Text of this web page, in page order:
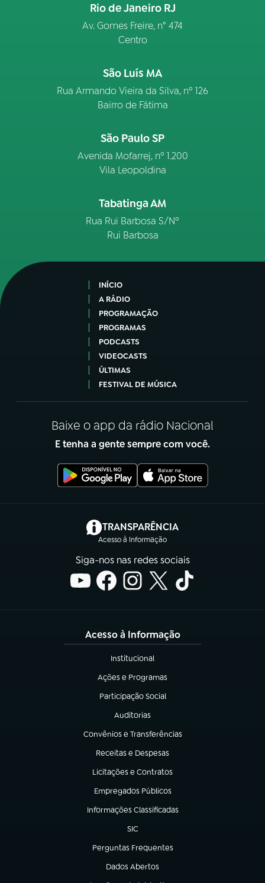
Rio de Janeiro RJ
Av. Gomes Freire, n° 474
Centro
São Luís MA
Rua Armando Vieira da Silva, nº 126
Bairro de Fátima
São Paulo SP
Avenida Mofarrej, nº 1.200
Vila Leopoldina
Tabatinga AM
Rua Rui Barbosa S/Nº
Rui Barbosa
INÍCIO
A RÁDIO
PROGRAMAÇÃO
PROGRAMAS
PODCASTS
VIDEOCASTS
ÚLTIMAS
FESTIVAL DE MÚSICA
Baixe o app da rádio Nacional
E tenha a gente sempre com você.
TRANSPARÊNCIA
Acesso à Informação
(abre em nova aba)
Siga-nos nas redes sociais
Acesso à Informação
Institucional
(abre em nova aba)
Ações e Programas
(abre em nova aba)
Participação Social
(abre em nova aba)
Auditorias
(abre em nova aba)
Convênios e Transferências
(abre em nova aba)
Receitas e Despesas
(abre em nova aba)
Licitações e Contratos
(abre em nova aba)
Empregados Públicos
(abre em nova aba)
Informações Classificadas
(abre em nova aba)
SIC
(abre em nova aba)
Perguntas Frequentes
(abre em nova aba)
Dados Abertos
(abre em nova aba)